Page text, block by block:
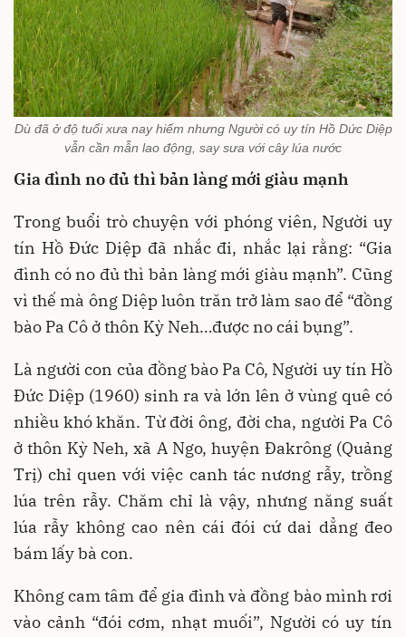
Dù đã ở độ tuổi xưa nay hiếm nhưng Người có uy tín Hồ Dức Diệp
vẫn cần mẫn lao động, say sưa với cây lúa nước
Gia đình no đủ thì bản làng mới giàu mạnh
Trong buổi trò chuyện với phóng viên, Người uy
tín Hồ Đức Diệp đã nhắc đi, nhắc lại rằng: “Gia
đình có no đủ thì bản làng mới giàu mạnh”. Cũng
vì thế mà ông Diệp luôn trăn trở làm sao để “đồng
bào Pa Cô ở thôn Kỳ Neh…được no cái bụng”.
Là người con của đồng bào Pa Cô, Người uy tín Hồ
Đức Diệp (1960) sinh ra và lớn lên ở vùng quê có
nhiều khó khăn. Từ đời ông, đời cha, người Pa Cô
ở thôn Kỳ Neh, xã A Ngo, huyện Đakrông (Quảng
Trị) chỉ quen với việc canh tác nương rẫy, trồng
lúa trên rẫy. Chăm chỉ là vậy, nhưng năng suất
lúa rẫy không cao nên cái đói cứ dai dẳng đeo
bám lấy bà con.
Không cam tâm để gia đình và đồng bào mình rơi
vào cảnh “đói cơm, nhạt muối”, Người có uy tín